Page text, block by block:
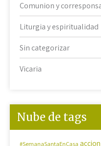
Comunion y
Liturgia y espiritualidad
Sin categorizar
Vicaria
Nube de tags
#SemanaSantaEnCasa